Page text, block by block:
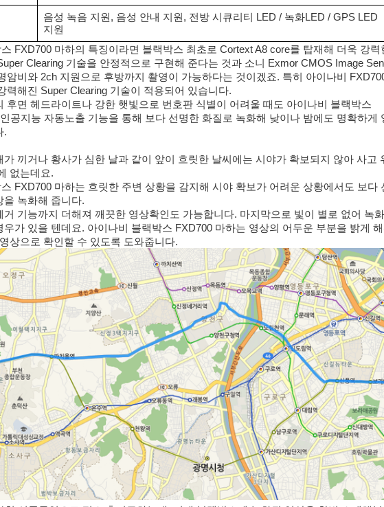
음성 녹음 지원, 음성 안내 지원, 전방 시큐리티 LED / 녹화LED / GPS LED
지원
FXD700 마하의 특징이라면 블랙박스 최초로 Cortext A8 core를 탑재해 더욱 강력
Clearing 기술을 안정적으로 구현해 준다는 것과 소니 Exmor CMOS Image
암비와 2ch 지원으로 후방까지 촬영이 가능하다는 것이겠죠. 특히 아이나비
력해진 Super Clearing 기술이 적용되어 있습니다.
후면 헤드라이트나 강한 햇빛으로 번호판 식별이 어려울 때도 아이나비 블랙박스
공지능 자동노출 기능을 통해 보다 선명한 화질로 녹화해 낮이나 밤에도 명확하게
.
가 끼거나 황사가 심한 날과 같이 앞이 흐릿한 날씨에는 시야가 확보되지 않아 사고
없는데요.
FXD700 마하는 흐릿한 주변 상황을 감지해 시야 확보가 어려운 상황에서도 보다
을 녹화해 줍니다.
거 기능까지 더해져 깨끗한 영상확인도 가능합니다. 마지막으로 빛이 별로 없어 녹화
우가 있을 텐데요. 아이나비 블랙박스 FXD700 마하는 영상의 어두운 부분을 밝게
상으로 확인할 수 있도록 도와줍니다.